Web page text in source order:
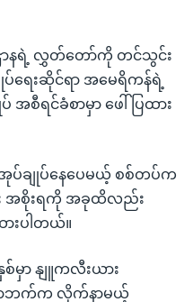
ဌာနရဲ့ လွှတ်တော်ကို တင်သွင်း
ရေးဆိုင်ရာ အမေရိကန်ရဲ့
စီရင်ခံစာမှာ ဖေါ်ပြထား
အုပ်ချုပ်နေပေမယ့် စစ်တပ်က
အစိုးရကို အခုထိလည်း
းပါတယ်။
နှစ်မှာ နျူကလီးယား
ာဘက်က လိုက်နာမယ့်